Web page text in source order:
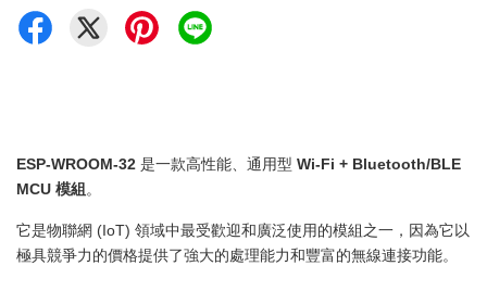
ESP-WROOM-32 是一款高性能、通用型 Wi-Fi + Bluetooth/BLE
MCU 模組 。
它是物聯網 (IoT) 領域中最受歡迎和廣泛使用的模組之一，因為它以
極具競爭力的價格提供了強大的處理能力和豐富的無線連接功能。